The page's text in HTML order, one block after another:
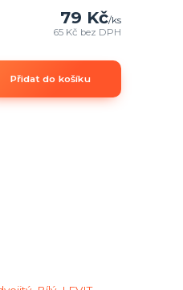
79 Kč/ks
65 Kč bez DPH
Přidat do košíku